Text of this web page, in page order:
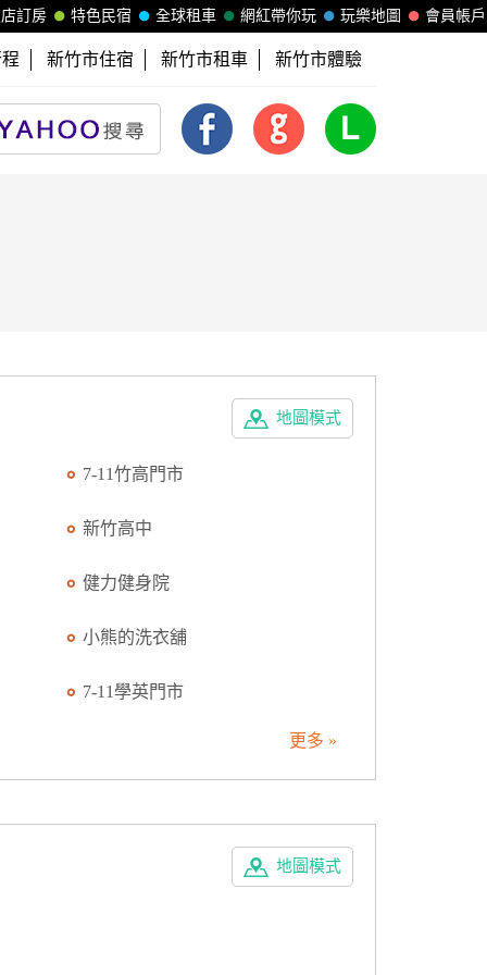
會員帳戶
玩樂地圖
網紅帶你玩
全球租車
特色民宿
訂房
新竹市住宿 新竹市租車 新竹市體驗
地圖模式
7-11竹高門市
新竹高中
健力健身院
小熊的洗衣舖
7-11學英門市
更多 »
地圖模式